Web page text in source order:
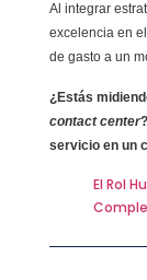
Al integrar
excelencia en
de gasto a un
¿Estás
contact center
servicio en un
El Rol